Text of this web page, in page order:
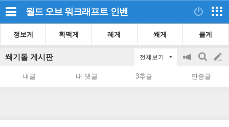
월드 오브 워크래프트 인벤
정보게 확팩게 레게 쐐게 클게
쐐기돌 게시판 전체보기
공
on/off
검
색
글
쓰
내글 내 댓글 3추글 인증글